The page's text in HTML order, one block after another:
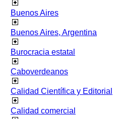
Buenos Aires
Buenos Aires, Argentina
Burocracia estatal
Caboverdeanos
Calidad Científica y Editorial
Calidad comercial